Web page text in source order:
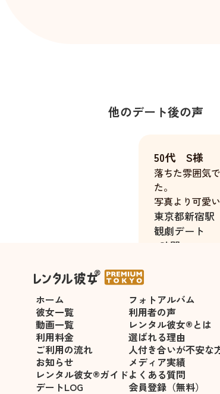
他のデート後の声
50代 S様
落ちた雰囲気
た。
写真より可愛い
東京都新宿駅
観劇デート
4時間
ホーム
彼女一覧
動画一覧
利用料金
ご利用の流れ
お知らせ
レンタル彼女®ガイド
デートLOG
フォトアルバム
利用者の声
レンタル彼女®とは
選ばれる理由
人付き合いが不安な
メディア実績
よくある質問
会員登録（無料）